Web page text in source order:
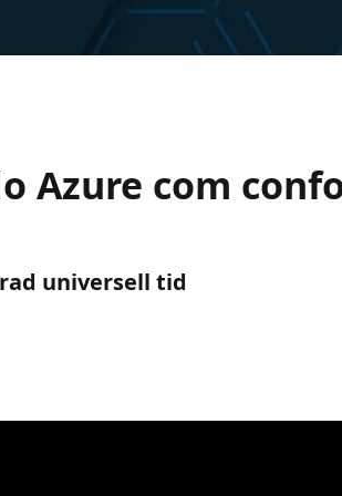
Azure com
universell tid